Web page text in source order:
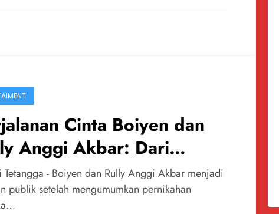
Cinta Boiyen dan
Anggi Akbar: Dari
hingga Perceraian
Tetangga - Boiyen dan Rully Anggi Akbar menjadi
publik setelah mengumumkan pernikahan